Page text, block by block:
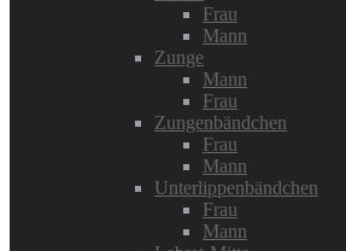
Frau
Mann
Zunge
Mann
Frau
Zungenbändchen
Frau
Mann
Unterlippenbändchen
Frau
Mann